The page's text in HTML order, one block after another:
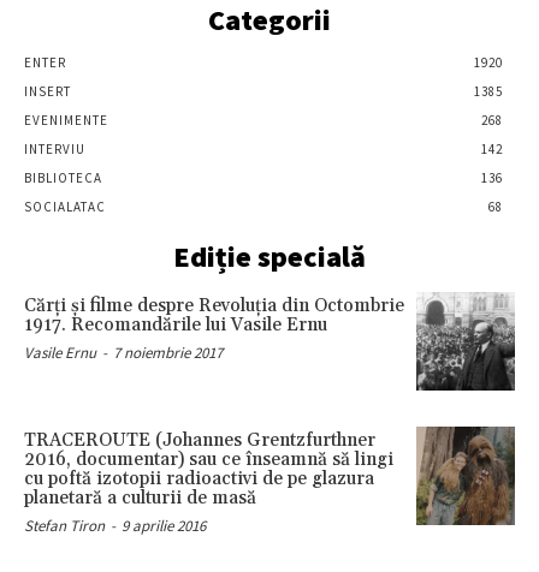
Categorii
ENTER
1920
INSERT
1385
EVENIMENTE
268
INTERVIU
142
BIBLIOTECA
136
SOCIALATAC
68
Ediție specială
Cărţi şi filme despre Revoluţia din Octombrie
1917. Recomandările lui Vasile Ernu
Vasile Ernu - 7 noiembrie 2017
TRACEROUTE (Johannes Grentzfurthner
2016, documentar) sau ce înseamnă să lingi
cu poftă izotopii radioactivi de pe glazura
planetară a culturii de masă
Stefan Tiron - 9 aprilie 2016